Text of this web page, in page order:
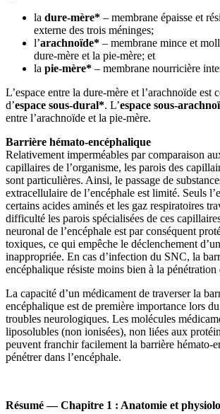
la dure-mère* – membrane épaisse et
externe des trois méninges;
l’arachnoïde* – membrane mince et
dure-mère et la pie-mère; et
la pie-mère* – membrane nourricière
L’espace entre la dure-mère et l’arachnoïde est
d’espace sous-dural*. L’espace sous-
entre l’arachnoïde et la pie-mère.
Barrière hémato-encéphalique
Relativement imperméables par comparaison
capillaires de l’organisme, les parois des
sont particulières. Ainsi, le passage de
extracellulaire de l’encéphale est limité. Seuls
certains acides aminés et les gaz respiratoires
difficulté les parois spécialisées de ces
neuronal de l’encéphale est par conséquent
toxiques, ce qui empêche le déclenchement
inappropriée. En cas d’infection du SNC, la
encéphalique résiste moins bien à la pénétration
La capacité d’un médicament de traverser la
encéphalique est de première importance lors
troubles neurologiques. Les molécules
liposolubles (non ionisées), non liées aux
peuvent franchir facilement la barrière hémato-
pénétrer dans l’encéphale.
Résumé — Chapitre 1 : Anatomie et